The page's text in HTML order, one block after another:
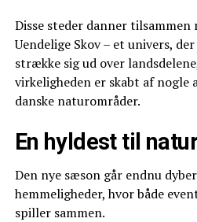
Disse steder danner tilsammen
Uendelige Skov – et univers,
strække sig ud over
virkeligheden er skabt af nogle
danske naturområder.
En hyldest til
Den nye sæson går endnu
hemmeligheder, hvor både
spiller sammen.